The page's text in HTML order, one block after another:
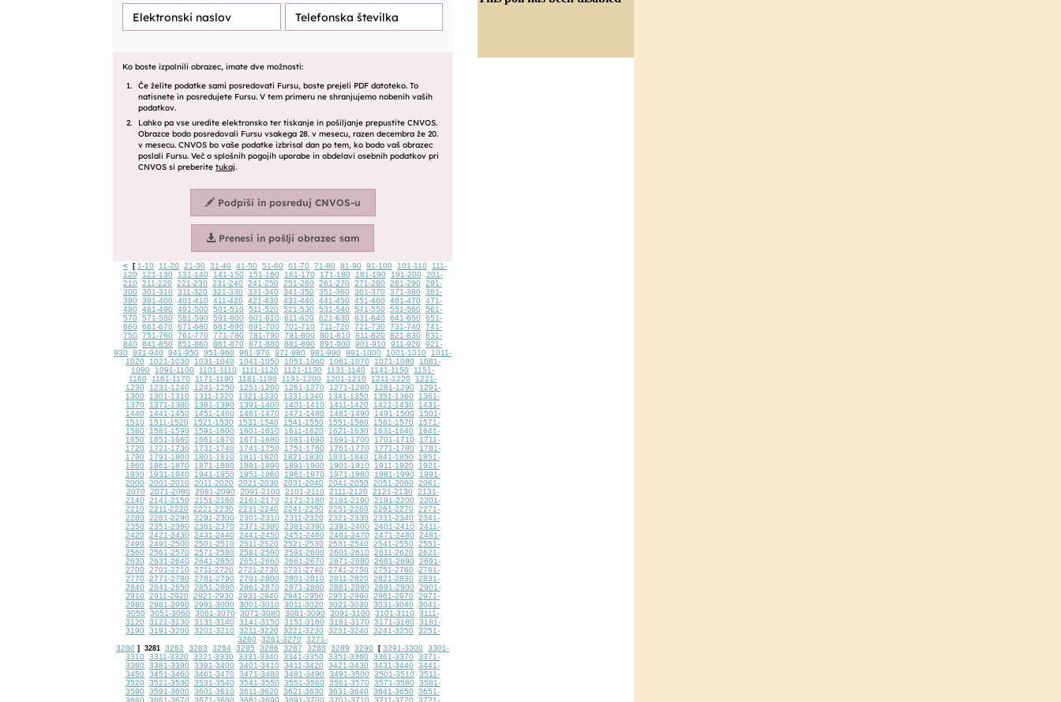
< [ 1-10 11-20 21-30 31-40 41-50 51-60 61-70 71-80 81-90 91-100 101-110
111-
120
121-130 131-140 141-150 151-160 161-170 171-180 181-190 191-200
201-
210
211-220 221-230 231-240 241-250 251-260 261-270 271-280 281-290
291-
300
301-310 311-320 321-330 331-340 341-350 351-360 361-370 371-380
381-
390
391-400 401-410 411-420 421-430 431-440 441-450 451-460 461-470
471-
480
481-490 491-500 501-510 511-520 521-530 531-540 541-550 551-560
561-
570
571-580 581-590 591-600 601-610 611-620 621-630 631-640 641-650
651-
660
661-670 671-680 681-690 691-700 701-710 711-720 721-730 731-740
741-
750
751-760 761-770 771-780 781-790 791-800 801-810 811-820 821-830
831-
840
841-850 851-860 861-870 871-880 881-890 891-900 901-910 911-920
921-
930
931-940 941-950 951-960 961-970 971-980 981-990 991-1000 1001-1010
1011-
1020
1021-1030 1031-1040 1041-1050 1051-1060 1061-1070 1071-1080
1081-
1090
1091-1100 1101-1110 1111-1120 1121-1130 1131-1140 1141-1150
1151-
1160
1161-1170 1171-1180 1181-1190 1191-1200 1201-1210 1211-1220
1221-
1230
1231-1240 1241-1250 1251-1260 1261-1270 1271-1280 1281-1290
1291-
1300
1301-1310 1311-1320 1321-1330 1331-1340 1341-1350 1351-1360
1361-
1370
1371-1380 1381-1390 1391-1400 1401-1410 1411-1420 1421-1430
1431-
1440
1441-1450 1451-1460 1461-1470 1471-1480 1481-1490 1491-1500
1501-
1510
1511-1520 1521-1530 1531-1540 1541-1550 1551-1560 1561-1570
1571-
1580
1581-1590 1591-1600 1601-1610 1611-1620 1621-1630 1631-1640
1641-
1650
1651-1660 1661-1670 1671-1680 1681-1690 1691-1700 1701-1710
1711-
1720
1721-1730 1731-1740 1741-1750 1751-1760 1761-1770 1771-1780
1781-
1790
1791-1800 1801-1810 1811-1820 1821-1830 1831-1840 1841-1850
1851-
1860
1861-1870 1871-1880 1881-1890 1891-1900 1901-1910 1911-1920
1921-
1930
1931-1940 1941-1950 1951-1960 1961-1970 1971-1980 1981-1990
1991-
2000
2001-2010 2011-2020 2021-2030 2031-2040 2041-2050 2051-2060
2061-
2070
2071-2080 2081-2090 2091-2100 2101-2110 2111-2120 2121-2130
2131-
2140
2141-2150 2151-2160 2161-2170 2171-2180 2181-2190 2191-2200
2201-
2210
2211-2220 2221-2230 2231-2240 2241-2250 2251-2260 2261-2270
2271-
2280
2281-2290 2291-2300 2301-2310 2311-2320 2321-2330 2331-2340
2341-
2350
2351-2360 2361-2370 2371-2380 2381-2390 2391-2400 2401-2410
2411-
2420
2421-2430 2431-2440 2441-2450 2451-2460 2461-2470 2471-2480
2481-
2490
2491-2500 2501-2510 2511-2520 2521-2530 2531-2540 2541-2550
2551-
2560
2561-2570 2571-2580 2581-2590 2591-2600 2601-2610 2611-2620
2621-
2630
2631-2640 2641-2650 2651-2660 2661-2670 2671-2680 2681-2690
2691-
2700
2701-2710 2711-2720 2721-2730 2731-2740 2741-2750 2751-2760
2761-
2770
2771-2780 2781-2790 2791-2800 2801-2810 2811-2820 2821-2830
2831-
2840
2841-2850 2851-2860 2861-2870 2871-2880 2881-2890 2891-2900
2901-
2910
2911-2920 2921-2930 2931-2940 2941-2950 2951-2960 2961-2970
2971-
2980
2981-2990 2991-3000 3001-3010 3011-3020 3021-3030 3031-3040
3041-
3050
3051-3060 3061-3070 3071-3080 3081-3090 3091-3100 3101-3110
3111-
3120
3121-3130 3131-3140 3141-3150 3151-3160 3161-3170 3171-3180
3181-
3190
3191-3200 3201-3210 3211-3220 3221-3230 3231-3240 3241-3250
3251-
3260
3261-3270
3271-
3280 ] 3281 3282 3283 3284 3285 3286 3287 3288 3289 3290 [ 3291-3300
3301-
3310
3311-3320 3321-3330 3331-3340 3341-3350 3351-3360 3361-3370
3371-
3380
3381-3390 3391-3400 3401-3410 3411-3420 3421-3430 3431-3440
3441-
3450
3451-3460 3461-3470 3471-3480 3481-3490 3491-3500 3501-3510
3511-
3520
3521-3530 3531-3540 3541-3550 3551-3560 3561-3570 3571-3580
3581-
3590
3591-3600 3601-3610 3611-3620 3621-3630 3631-3640 3641-3650
3651-
3660
3661-3670 3671-3680 3681-3690 3691-3700 3701-3710 3711-3720 3721-